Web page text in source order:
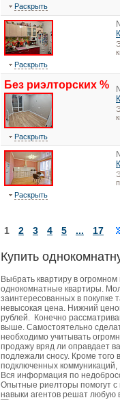
Раскрыть
Раскрыть
Без риэлторских %
Раскрыть
Раскрыть
1 2 3 4 5 ... 17
Купить
Выбрать квартиру в
однокомнатные квартиры.
заинтересованных в покупке
невысокая цена. Нижний
рублей. Конечно
выше. Самостоятельно
необходимо учитывать
продажу вряд ли оправдает
подлежали сносу. Кроме
подключенных коммуникаций,
Вся информация по
Опытные риелторы помогут
навыки агентов решат любую